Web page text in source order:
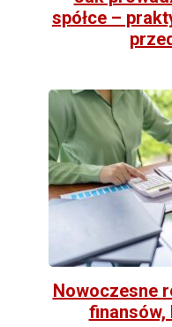
spółce –
Nowoczesne
finansów,